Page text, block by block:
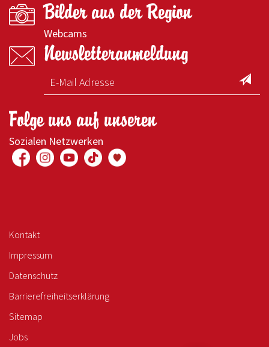
Bilder aus der Region
Webcams
Newsletteranmeldung
Folge uns auf unseren
Sozialen Netzwerken
Kontakt
Impressum
Datenschutz
Barrierefreiheitserklärung
Sitemap
Jobs